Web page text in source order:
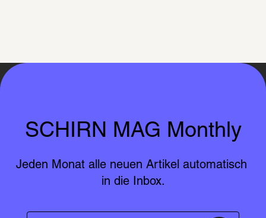
SCHIRN MAG Monthly
Jeden Monat alle neuen Artikel automatisch
in die Inbox.